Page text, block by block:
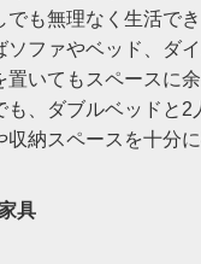
も無理なく生活でき
ソファやベッド、ダ
いてもスペースに余
も、ダブルベッドと2
納スペースを十分に
具